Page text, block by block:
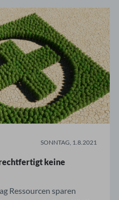
Menschen an aktiver
SONNTAG, 1.8.2021
keine
Ressourcen sparen